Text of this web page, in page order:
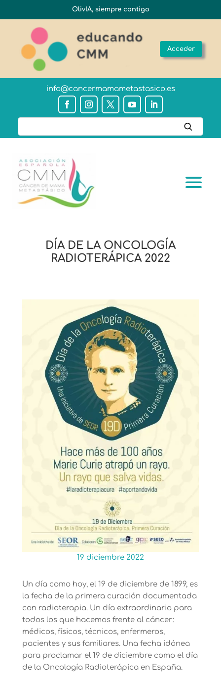
OlivIA, siempre contigo
Acceder
info@cancermamametastasico.es
DÍA DE LA ONCOLOGÍA
RADIOTERÁPICA 2022
19 diciembre 2022
Un día como hoy, el 19 de diciembre de 1899, es
la fecha de la primera curación documentada
con radioterapia. Un día extraordinario para
todos los que hacemos frente al cáncer:
médicos, físicos, técnicos, enfermeros,
pacientes y sus familiares. Una fecha idónea
para proclamar el 19 de diciembre como el día
de la Oncología Radioterápica en España.